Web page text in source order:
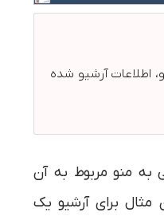
اطلاعات آرشیو شده
به منو مربوط به آن
برای آرشیو یک